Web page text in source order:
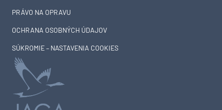
PRÁVO NA OPRAVU
OCHRANA OSOBNÝCH ÚDAJOV
SÚKROMIE – NASTAVENIA COOKIES